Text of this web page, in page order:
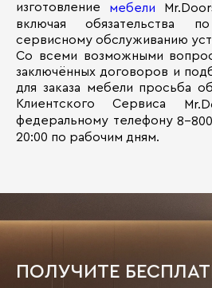
изготовление мебели
включая обязательства
сервисному обслуживанию
Со всеми возможными
заключённых договоров и
для заказа мебели просьба
Клиентского Сервиса
федеральному телефону8-
20:00 по рабочим дням.
ПОЛУЧИТЕ